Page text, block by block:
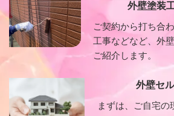
外壁塗装
ご契約から打ち合
工事などなど、外
ご紹介します。
外壁セ
まずは、ご自宅